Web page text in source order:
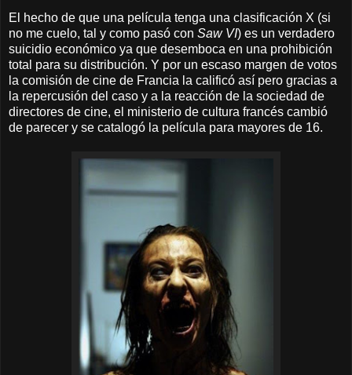
El hecho de que una película tenga una clasificación X (si
no me cuelo, tal y como pasó con Saw VI) es un verdadero
suicidio económico ya que desemboca en una prohibición
total para su distribución. Y por un escaso margen de votos
la comisión de cine de Francia la calificó así pero gracias a
la repercusión del caso y a la reacción de la sociedad de
directores de cine, el ministerio de cultura francés cambió
de parecer y se catalogó la película para mayores de 16.